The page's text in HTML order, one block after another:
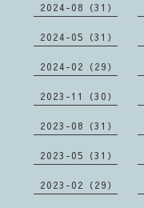
2024-08（31）
2024-05（31）
2024-02（29）
2023-11（30）
2023-08（31）
2023-05（31）
2023-02（29）